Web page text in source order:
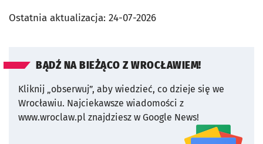
Ostatnia aktualizacja: 24-07-2026
BĄDŹ NA BIEŻĄCO Z WROCŁAWIEM!
Kliknij „obserwuj”, aby wiedzieć, co dzieje się we
Wrocławiu. Najciekawsze wiadomości z
www.wroclaw.pl znajdziesz w Google News!